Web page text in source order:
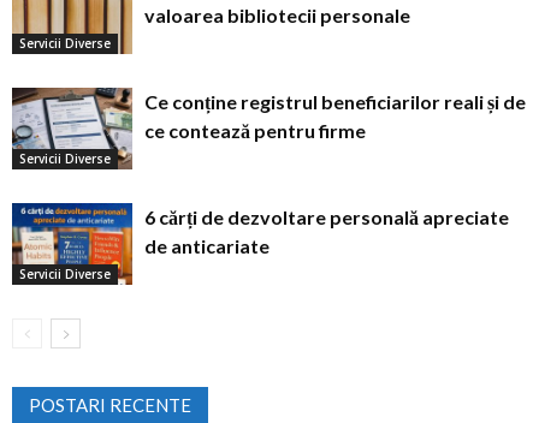
Servicii Diverse
valoarea bibliotecii personale
Servicii Diverse
Ce conține registrul beneficiarilor reali și de
ce contează pentru firme
Servicii Diverse
6 cărți de dezvoltare personală apreciate
de anticariate
POSTARI RECENTE